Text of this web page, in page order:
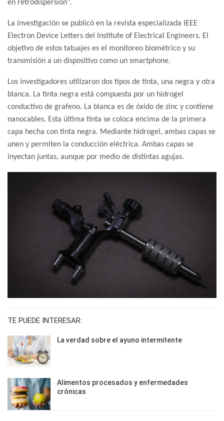
en retrodispersión”.
La investigación se publicó en la revista especializada IEEE
Electron Device Letters del Institute of Electrical Engineers. El
objetivo de estos tatuajes es el monitoreo biométrico y su
transmisión a un dispositivo como un smartphone.
Los investigadores utilizaron dos tipos de tinta, una negra y otra
blanca. La tinta negra está compuesta por un hidrogel
conductivo de grafeno. La blanca es de óxido de zinc y contiene
nanocables. Esta última tinta se coloca encima de la primera
capa hecha con tinta negra. Mediante hidrogel, ambas capas se
unen y permiten la conducción eléctrica. Ambas capas se
inyectan juntas, aunque por medio de distintas agujas.
TE PUEDE INTERESAR:
La verdad sobre el ayuno intermitente
Alimentos procesados y enfermedades
crónicas